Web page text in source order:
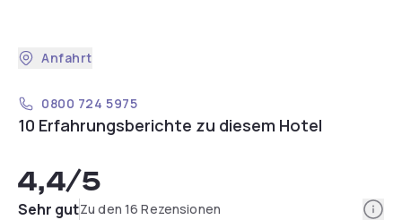
Anfahrt
0800 724 5975
10 Erfahrungsberichte zu diesem Hotel
4,4/5
Sehr gutZu den 16 Rezensionen